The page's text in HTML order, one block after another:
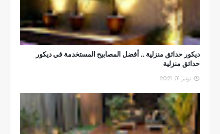
ديكور حدائق منزلية .. أفضل المصابيح المستخدمة في ديكور
حدائق منزلية
نونبر 01, 2021